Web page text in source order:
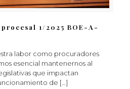
1/2025 BOE-A-
labor como procuradores
esencial mantenernos al
que impactan
de […]